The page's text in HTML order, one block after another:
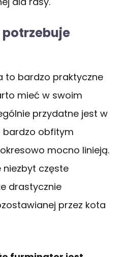
potrzebuje
to bardzo praktyczne
mieć w swoim
przydatne jest w
bardzo obfitym
mocno linieją.
niezbyt częste
drastycznie
przez kota